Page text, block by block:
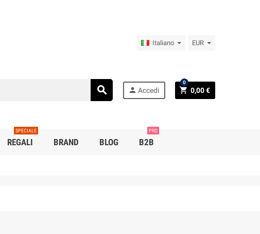
Italiano EUR
search person Accedi shopping_cart 0,00 €
0
REGALI
SPECIALE
BRAND BLOG B2B
PRO